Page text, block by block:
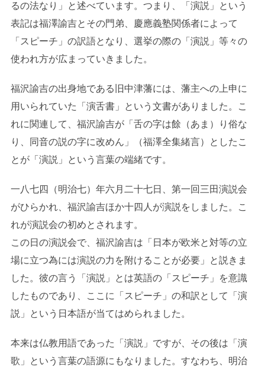
るの法なり」と述べています。つまり、「演説」という
表記は福澤諭吉とその門弟、慶應義塾関係者によって
「スピーチ」の訳語となり、選挙の際の「演説」等々の
使われ方が広まっていきました。
福沢諭吉の出身地である旧中津藩には、藩主への上申に
用いられていた「演舌書」という文書がありました。こ
れに関連して、福沢諭吉が「舌の字は餘（あま）り俗な
り、同音の説の字に改めん」（福澤全集緒言）としたこ
とが「演説」という言葉の端緒です。
一八七四（明治七）年六月二十七日、第一回三田演説会
がひらかれ、福沢諭吉ほか十四人が演説をしました。こ
れが演説会の初めとされます。
この日の演説会で、福沢諭吉は「日本が欧米と対等の立
場に立つ為には演説の力を附けることが必要」と説きま
した。彼の言う「演説」とは英語の「スピーチ」を意識
したものであり、ここに「スピーチ」の和訳として「演
説」という日本語が当てはめられました。
本来は仏教用語であった「演説」ですが、その後は「演
歌」という言葉の語源にもなりました。すなわち、明治